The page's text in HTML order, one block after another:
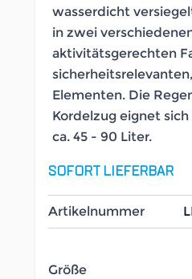
wasserdicht
in zwei
aktivitätsgerechten
Elementen. Die
Kordelzug eignet
ca. 45 - 90 Liter.
SOFORT LIEFERBAR
Artikelnummer
Größe